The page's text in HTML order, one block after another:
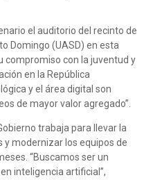
el auditorio del recinto de
Domingo (UASD) en esta
compromiso con la juventud y
en la República
y el área digital son
de mayor valor agregado”.
trabaja para llevar la
y modernizar los equipos de
“Buscamos ser un
inteligencia artificial”,